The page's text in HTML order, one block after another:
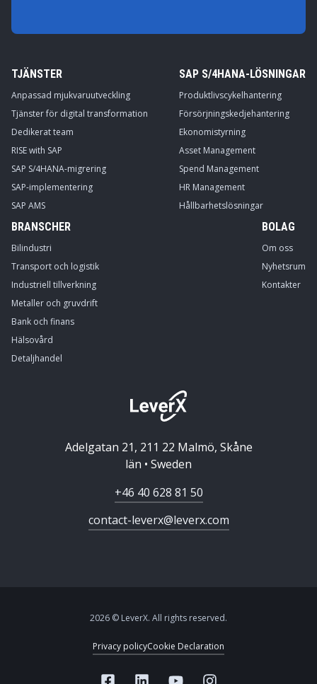
TJÄNSTER
Anpassad mjukvaruutveckling
Tjänster för digital transformation
Dedikerat team
RISE with SAP
SAP S/4HANA-migrering
SAP-implementering
SAP AMS
SAP S/4HANA-LÖSNINGAR
Produktlivscykelhantering
Försörjningskedjehantering
Ekonomistyrning
Asset Management
Spend Management
HR Management
Hållbarhetslösningar
BRANSCHER
Bilindustri
Transport och logistik
Industriell tillverkning
Metaller och gruvdrift
Bank och finans
Hälsovård
Detaljhandel
BOLAG
Om oss
Nyhetsrum
Kontakter
Adelgatan 21, 211 22 Malmö, Skåne
län • Sweden
+46 40 628 81 50
contact-leverx@leverx.com
2026 © LeverX. All rights reserved.
Privacy policyCookie Declaration